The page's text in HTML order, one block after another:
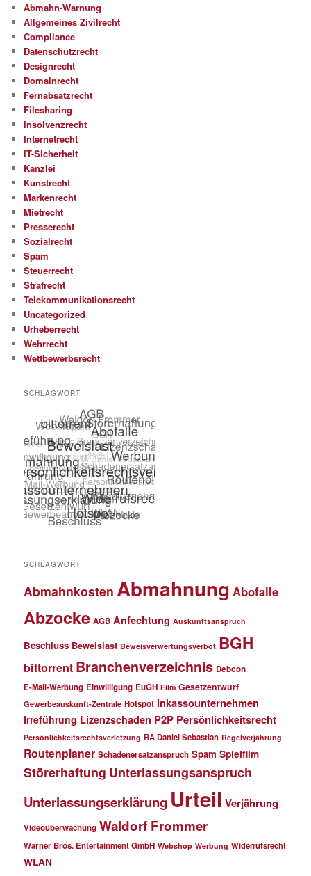
Abmahn-Warnung
Allgemeines Zivilrecht
Compliance
Datenschutzrecht
Designrecht
Domainrecht
Fernabsatzrecht
Filesharing
Insolvenzrecht
Internetrecht
IT-Sicherheit
Kanzlei
Kunstrecht
Markenrecht
Mietrecht
Presserecht
Sozialrecht
Spam
Steuerrecht
Strafrecht
Telekommunikationsrecht
Uncategorized
Urheberrecht
Wehrrecht
Wettbewerbsrecht
SCHLAGWORT
SCHLAGWORT
Abmahnkosten Abmahnung Abofalle
Abzocke AGB Anfechtung Auskunftsanspruch
Beschluss Beweislast Beweisverwertungsverbot BGH
bittorrent Branchenverzeichnis Debcon
E-Mail-Werbung Einwilligung EuGH Film Gesetzentwurf
Gewerbeauskunft-Zentrale Hotspot Inkassounternehmen
Irreführung Lizenzschaden P2P Persönlichkeitsrecht
Persönlichkeitsrechtsverletzung RA Daniel Sebastian Regelverjährung
Routenplaner Schadenersatzanspruch Spam Spielfilm
Störerhaftung Unterlassungsanspruch
Unterlassungserklärung Urteil Verjährung
Videoüberwachung Waldorf Frommer
Warner Bros. Entertainment GmbH Webshop Werbung Widerrufsrecht
WLAN